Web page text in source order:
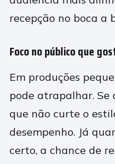
recepção no boca a
Foco no público que
Em produções
pode atrapalhar. Se
que não curte o
desempenho. Já
certo, a chance de